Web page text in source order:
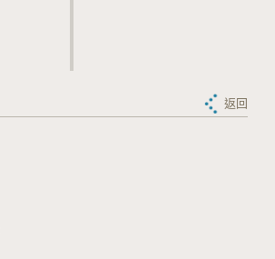
返回